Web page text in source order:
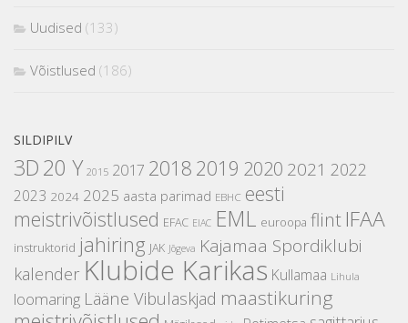
Uudised (133)
Võistlused (186)
SILDIPILV
3D20 Y 2015 2017 2018 2019 2020 2021 2022
2023 2024 2025 aasta parimad EBHC eesti
meistrivõistlused EFAC EIAC EML euroopa flint IFAA
instruktorid jahiring JAK Jõgeva Kajamaa Spordiklubi
kalender Klubide Karikas Kullamaa Lihula
loomaring Lääne Vibulaskjad maastikuring